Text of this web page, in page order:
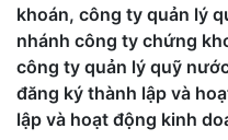
khoán, công ty quản lý
nhánh công ty chứng
công ty quản lý quỹ
đăng ký thành lập và
lập và hoạt động kinh